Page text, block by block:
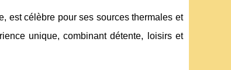
est célèbre pour ses sources thermales et
unique, combinant détente, loisirs et